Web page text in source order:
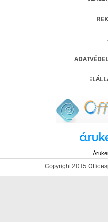
Copyright 2015